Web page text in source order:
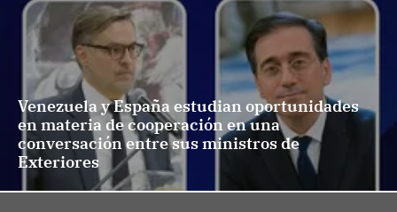
Venezuela y España estudian oportunidades
en materia de cooperación en una
conversación entre sus ministros de
Exteriores